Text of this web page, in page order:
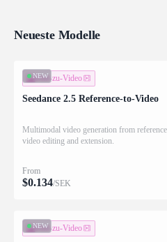
Neueste Modelle
NEW
Bild-zu-Video
Seedance 2.5 Reference-to-Video
Multimodal video generation from
video editing and extension.
From
$0.134/SEK
NEW
Bild-zu-Video